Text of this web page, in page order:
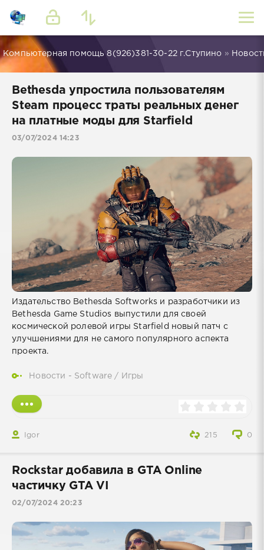
Компьютерная помощь 8(926)381-30-22 г.Ступино »
Bethesda упростила пользователям
Steam процесс траты реальных денег
на платные моды для Starfield
03/07/2024 14:23
Издательство Bethesda Softworks и разработчики из
Bethesda Game Studios выпустили для своей
космической ролевой игры Starfield новый патч с
улучшениями для не самого популярного аспекта
проекта.
Новости - Software / Игры
Igor 0
215
Rockstar добавила в GTA Online
частичку GTA VI
02/07/2024 20:23